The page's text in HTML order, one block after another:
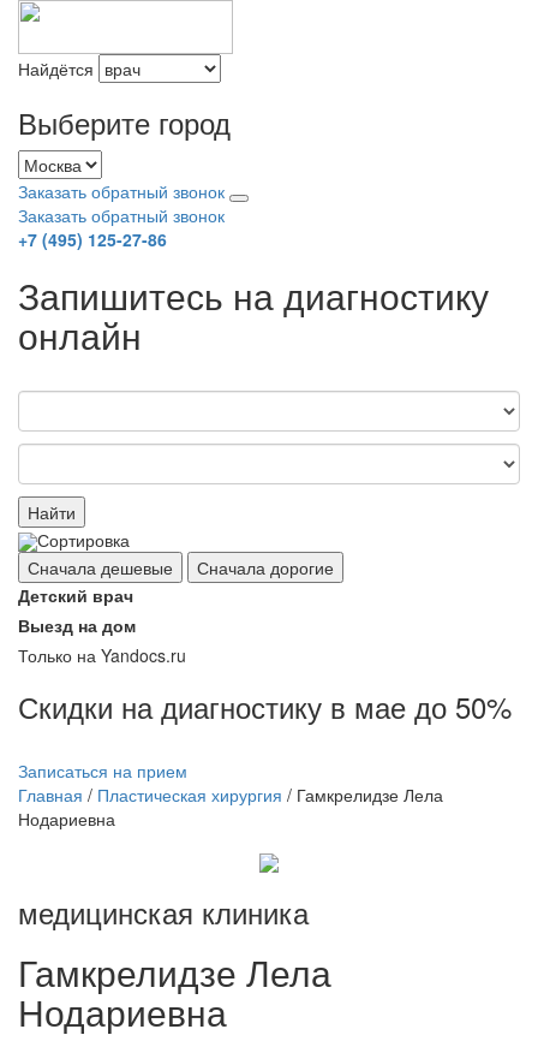
Найдётся
Выберите город
Заказать обратный звонок
Заказать обратный звонок
+7 (495) 125-27-86
Запишитесь на диагностику
онлайн
Найти
Сортировка
Сначала дешевые
Сначала дорогие
Детский врач
Выезд на дом
Только на Yandocs.ru
Скидки на диагностику в мае до 50%
Записаться на прием
Главная / Пластическая хирургия / Гамкрелидзе Лела
Нодариевна
медицинская клиника
Гамкрелидзе Лела
Нодариевна